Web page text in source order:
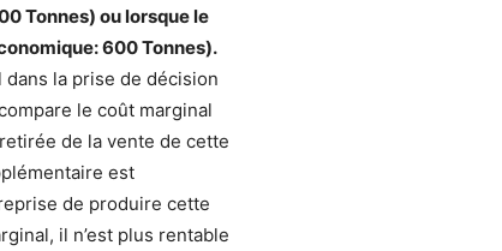
Tonnes) ou lorsque le
600 Tonnes).
la prise de décision
le coût marginal
de la vente de cette
est
de produire cette
il n’est plus rentable